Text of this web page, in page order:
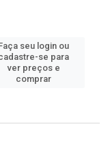
seu login ou
se para
ver preços e
comprar